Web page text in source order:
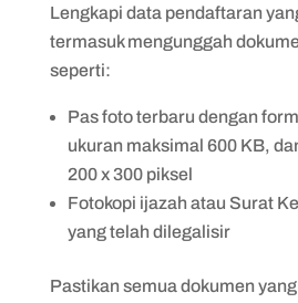
Lengkapi data pendaftaran
termasuk mengunggah
seperti:
Pas foto terbaru dengan
ukuran maksimal 600 KB,
200 x 300 piksel
Fotokopi ijazah atau Surat
yang telah dilegalisir
Pastikan semua dokumen